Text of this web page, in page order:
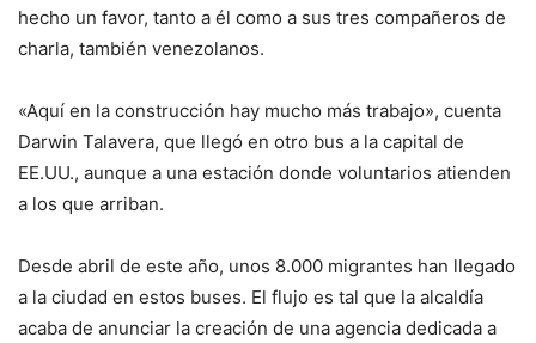
hecho un favor, tanto a él como a sus tres compañeros de
charla, también venezolanos.
«Aquí en la construcción hay mucho más trabajo», cuenta
Darwin Talavera, que llegó en otro bus a la capital de
EE.UU., aunque a una estación donde voluntarios atienden
a los que arriban.
Desde abril de este año, unos 8.000 migrantes han llegado
a la ciudad en estos buses. El flujo es tal que la alcaldía
acaba de anunciar la creación de una agencia dedicada a